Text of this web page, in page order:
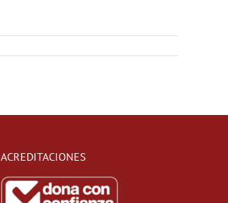
ACREDITACIONES